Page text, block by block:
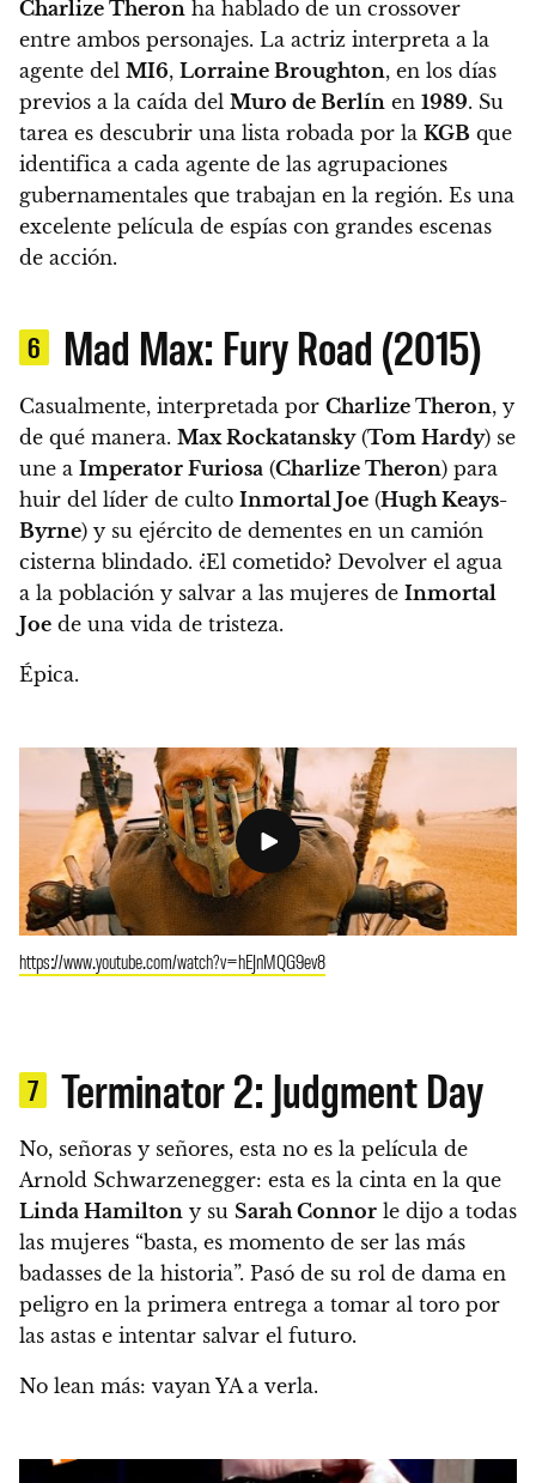
Charlize Theron ha hablado de un crossover
entre ambos personajes. La actriz interpreta a la
agente del MI6, Lorraine Broughton, en los días
previos a la caída del Muro de Berlín en 1989. Su
tarea es descubrir una lista robada por la KGB que
identifica a cada agente de las agrupaciones
gubernamentales que trabajan en la región. Es una
excelente película de espías con grandes escenas
de acción.
6 Mad Max: Fury Road (2015)
Casualmente, interpretada por Charlize Theron, y
de qué manera. Max Rockatansky(Tom Hardy) se
une a Imperator Furiosa (Charlize Theron) para
huir del líder de culto Inmortal Joe (Hugh Keays-
Byrne) y su ejército de dementes en un camión
cisterna blindado. ¿El cometido? Devolver el agua
a la población y salvar a las mujeres de Inmortal
Joe de una vida de tristeza.
Épica.
https://www.youtube.com/watch?v=hEJnMQG9ev8
7 Terminator 2: Judgment Day
No, señoras y señores, esta no es la película de
Arnold Schwarzenegger: esta es la cinta en la que
Linda Hamilton y su Sarah Connor le dijo a todas
las mujeres “basta, es momento de ser las más
badasses de la historia”. Pasó de su rol de dama en
peligro en la primera entrega a tomar al toro por
las astas e intentar salvar el futuro.
No lean más: vayan YA a verla.